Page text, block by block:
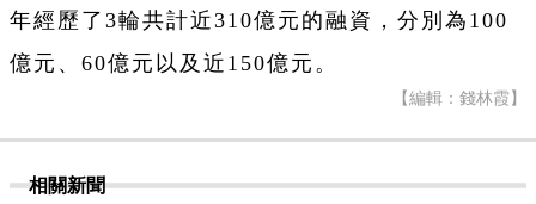
年經歷了3輪共計近310億元的融資，分別為100
億元、60億元以及近150億元。
【編輯：錢林霞】
相關新聞